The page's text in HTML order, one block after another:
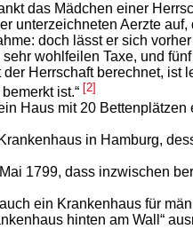
das Mädchen einer
Aerzte
doch lässt er sich
wohlfeilen Taxe, und
Herrschaft berechnet, ist
ist.“ [2]
Haus mit 20
in Hamburg,
1799, dass inzwischen
ein Krankenhaus für
hinten am Wall“